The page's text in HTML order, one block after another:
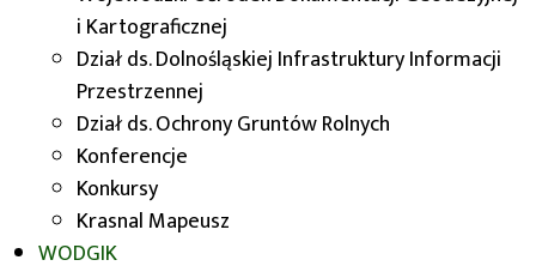
i Kartograficznej
Dział ds. Dolnośląskiej Infrastruktury Informacji
Przestrzennej
Dział ds. Ochrony Gruntów Rolnych
Konferencje
Konkursy
Krasnal Mapeusz
WODGIK
Jednostki Samorządu
Terytorialnego (JST)